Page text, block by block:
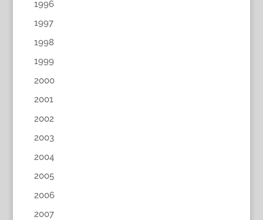
1996
1997
1998
1999
2000
2001
2002
2003
2004
2005
2006
2007